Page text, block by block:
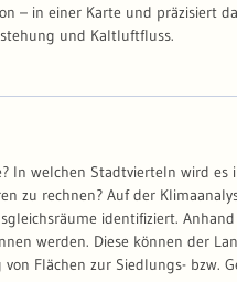
– in einer Karte und präzisiert
und Kaltluftfluss.
In welchen Stadtvierteln wird
zu rechnen? Auf der
identifiziert.
werden. Diese können der
Flächen zur Siedlungs- bzw.